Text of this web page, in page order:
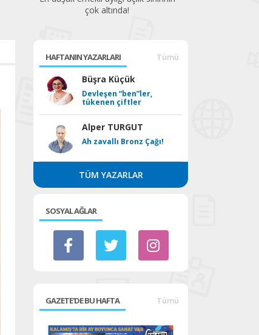
çok altında!
HAFTANIN YAZARLARI Tümü
Büşra Küçük
Devleşen “ben”ler,
tükenen çiftler
Alper TURGUT
Ah zavallı Bronz Çağı!
TÜM YAZARLAR
SOSYAL AĞLAR
GAZETE'DE BU HAFTA Tümü